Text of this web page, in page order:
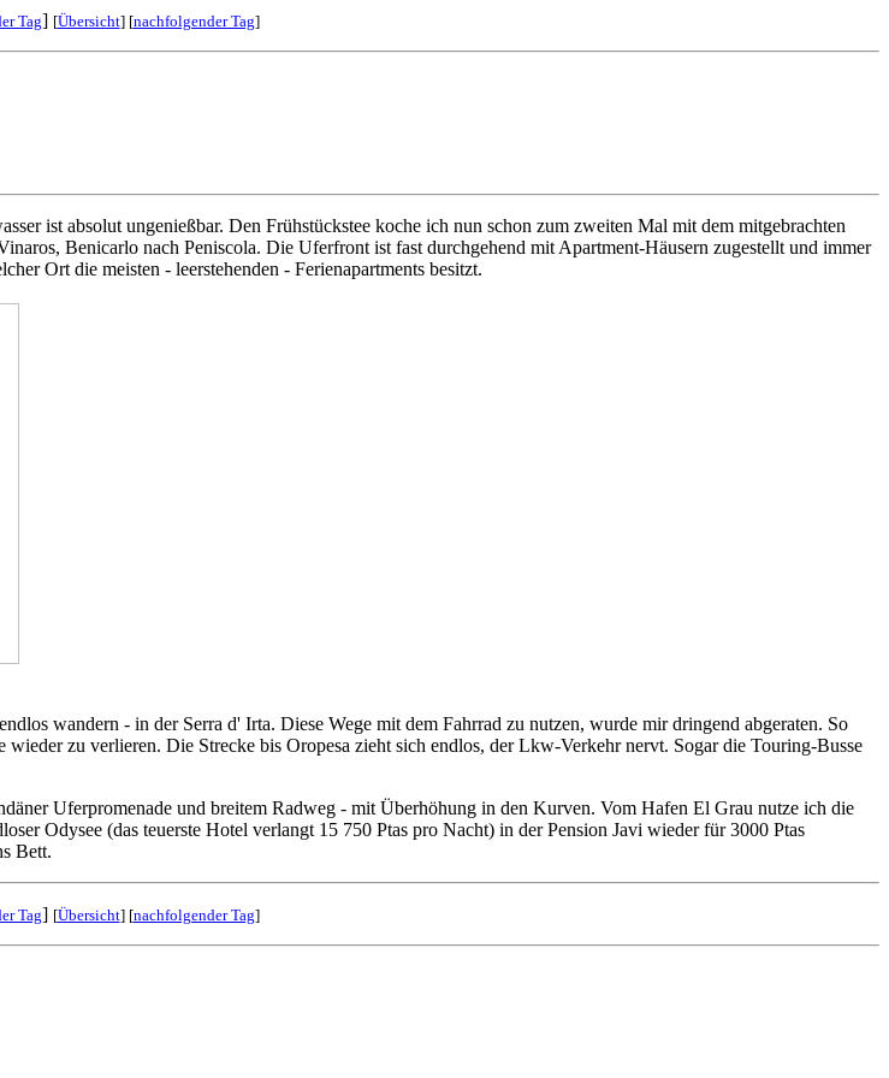
Tag] [Übersicht] [nachfolgender Tag]
ist absolut ungenießbar. Den Frühstückstee koche ich nun schon zum zweiten Mal mit dem mitgebrachten
Benicarlo nach Peniscola. Die Uferfront ist fast durchgehend mit Apartment-Häusern zugestellt und immer
Ort die meisten - leerstehenden - Ferienapartments besitzt.
wandern - in der Serra d' Irta. Diese Wege mit dem Fahrrad zu nutzen, wurde mir dringend abgeraten. So
zu verlieren. Die Strecke bis Oropesa zieht sich endlos, der Lkw-Verkehr nervt. Sogar die Touring-Busse
Uferpromenade und breitem Radweg - mit Überhöhung in den Kurven. Vom Hafen El Grau nutze ich die
Odysee (das teuerste Hotel verlangt 15 750 Ptas pro Nacht) in der Pension Javi wieder für 3000 Ptas
Bett.
Tag] [Übersicht] [nachfolgender Tag]